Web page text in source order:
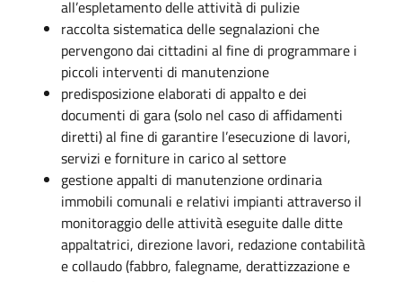
all’espletamento delle attività di pulizie
raccolta sistematica delle segnalazioni che
pervengono dai cittadini al fine di programmare i
piccoli interventi di manutenzione
predisposizione elaborati di appalto e dei
documenti di gara (solo nel caso di affidamenti
diretti) al fine di garantire l’esecuzione di lavori,
servizi e forniture in carico al settore
gestione appalti di manutenzione ordinaria
immobili comunali e relativi impianti attraverso il
monitoraggio delle attività eseguite dalle ditte
appaltatrici, direzione lavori, redazione contabilità
e collaudo (fabbro, falegname, derattizzazione e